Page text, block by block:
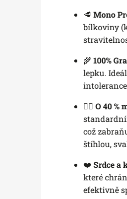
🥩Mono
bílkoviny
🌾100%
lepku.
🏃‍♂️O 40 %
což
štíhlou,
❤️Srdce a
které
efektivně